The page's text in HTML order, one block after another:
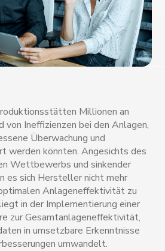
Millionen an
von Ineffizienzen bei den Anlagen,
Überwachung und
werden könnten. Angesichts des
Wettbewerbs und sinkender
es sich Hersteller nicht mehr
Anlageneffektivität zu
in der Implementierung einer
zur Gesamtanlageneffektivität,
in umsetzbare Erkenntnisse
umwandelt.